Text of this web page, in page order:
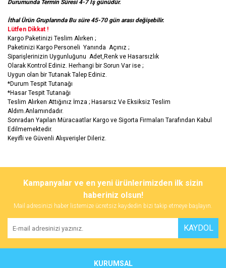
Durumunda Termin Süresi 4-7 İş günüdür.
İthal Ürün Gruplarında Bu süre 45-70 gün arası değişebilir.
Lütfen Dikkat !
Kargo Paketinizi Teslim Alırken ;
Paketinizi Kargo Personeli Yanında Açınız ;
Siparişlerinizin Uygunluğunu Adet,Renk ve Hasarsızlık
Olarak Kontrol Ediniz. Herhangi bir Sorun Var ise ;
Uygun olan bir Tutanak Talep Ediniz.
*Durum Tespit Tutanağı
*Hasar Tespit Tutanağı
Teslim Alırken Attığınız İmza ; Hasarsız Ve Eksiksiz Teslim
Aldım.Anlamındadır.
Sonradan Yapılan Müracaatlar Kargo ve Sigorta Firmaları Tarafından Kabul
Edilmemektedir.
Keyifli ve Güvenli Alışverişler Dileriz.
Bu ürüne ilk yorumu siz yapın!
Yorum Yaz
tarafımıza iletebilirsiniz.
Görüş ve önerileriniz için teşekkür ederiz.
Ürün resmi kalitesiz, bozuk veya görüntülenemiyor.
Ürün açıklamasında eksik bilgiler bulunuyor.
Ürün fiyatı diğer sitelerden daha pahalı.
Kampanyalar ve en yeni ürünlerimizden ilk sizin
haberiniz olsun!
Mail adresinizi haber listemize ücretsiz kaydedin bizi takip etmeye başlayın.
KAYDOL
KURUMSAL